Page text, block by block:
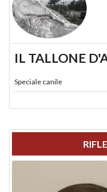
IL TALLONE
Speciale canile